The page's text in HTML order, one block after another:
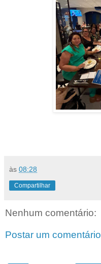
às 08:28
Compartilhar
Nenhum comentário:
Postar um comentário